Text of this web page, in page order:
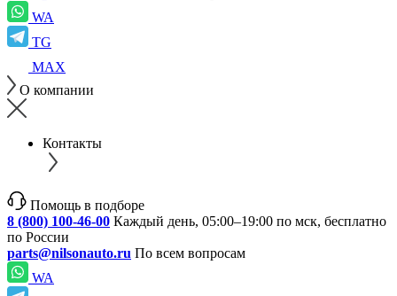
WA
TG
MAX
О компании
Контакты
Помощь в подборе
8 (800) 100-46-00 Каждый день, 05:00–19:00 по мск, бесплатно
по России
parts@nilsonauto.ru По всем вопросам
WA